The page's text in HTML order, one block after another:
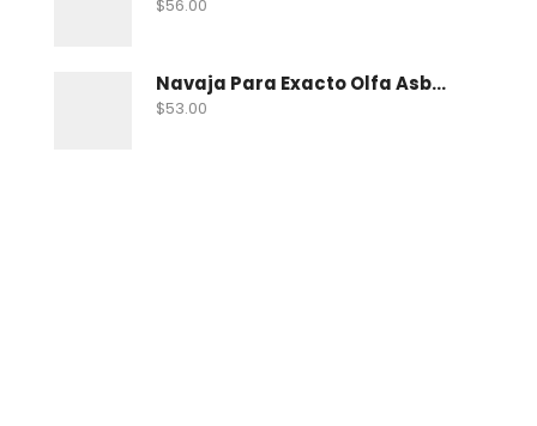
$56.00
Navaja Para Exacto Olfa Asbb-10 C/10 Nav
$53.00